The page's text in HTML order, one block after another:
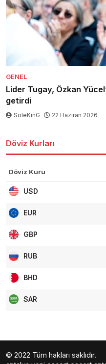
GENEL
Lider Tugay, Özkan
getirdi
SoleKinG 22 Haziran 2026
Döviz Kurları
Döviz Kuru
USD
EUR
GBP
RUB
BHD
SAR
© 2022 Tüm hakları saklıdır.